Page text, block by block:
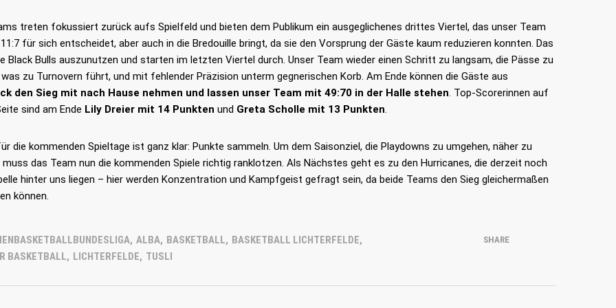
treten fokussiert zurück aufs Spielfeld und bieten dem Publikum ein ausgeglichenes drittes Viertel, das unser Team
für sich entscheidet, aber auch in die Bredouille bringt, da sie den Vorsprung der Gäste kaum reduzieren konnten. Das
Black Bulls auszunutzen und starten im letzten Viertel durch. Unser Team wieder einen Schritt zu langsam, die Pässe zu
was zu Turnovern führt, und mit fehlender Präzision unterm gegnerischen Korb. Am Ende können die Gäste aus
den Sieg mit nach Hause nehmen und lassen unser Team mit 49:70 in der Halle stehen. Top-Scorerinnen auf
sind am Ende Lily Dreier mit 14 Punkten und Greta Scholle mit 13 Punkten.
die kommenden Spieltage ist ganz klar: Punkte sammeln. Um dem Saisonziel, die Playdowns zu umgehen, näher zu
das Team nun die kommenden Spiele richtig ranklotzen. Als Nächstes geht es zu den Hurricanes, die derzeit noch
hinter uns liegen – hier werden Konzentration und Kampfgeist gefragt sein, da beide Teams den Sieg gleichermaßen
können.
, ALBA, BASKETBALL, BASKETBALL LICHTERFELDE,
BASKETBALL, LICHTERFELDE, TUSLI
SHARE
für Deutschland
| TuSLi bei der U17-
Kuper
LINKS
Startseite
Downloads
Impressum
Datenschutz
TUS LICHTERFELDE BASKETBALL
E.V.
Finckensteinallee 1 12205 Berlin
(0)30 - 89754796